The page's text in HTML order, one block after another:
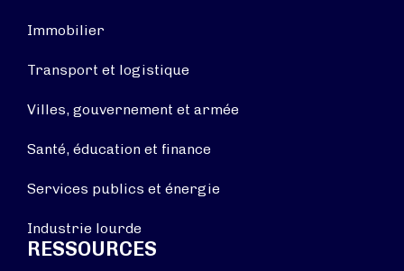
Immobilier
Transport et logistique
Villes, gouvernement et armée
Santé, éducation et finance
Services publics et énergie
Industrie lourde
RESSOURCES